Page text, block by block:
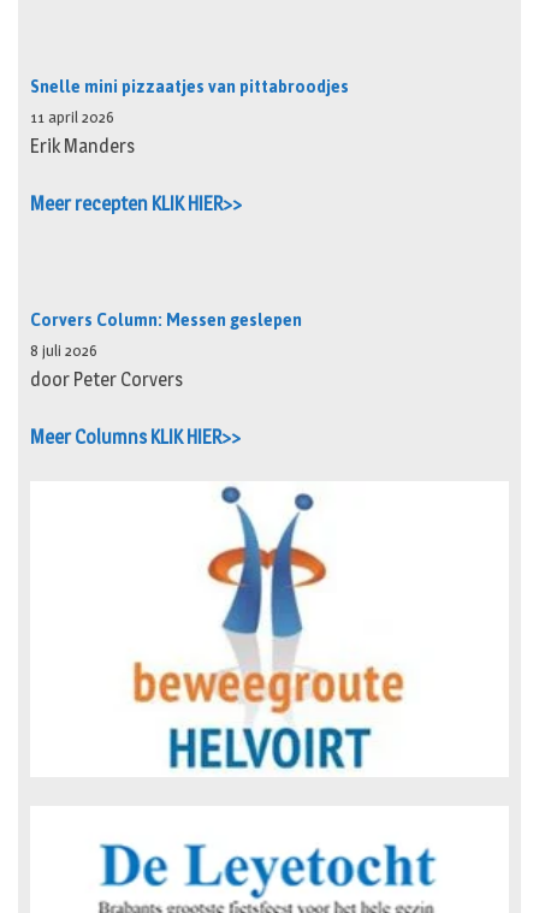
Snelle mini pizzaatjes van pittabroodjes
11 april 2026
Erik Manders
Meer recepten KLIK HIER>>
Corvers Column: Messen geslepen
8 juli 2026
door Peter Corvers
Meer Columns KLIK HIER>>